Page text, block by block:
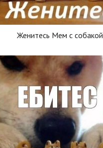
Женитесь Мем с собакой